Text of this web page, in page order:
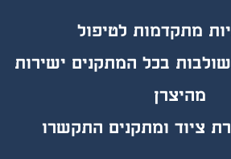
מתקדמות לטיפול
בכל המתקנים ישירות
מהיצרן
ציוד ומתקנים התקשרו